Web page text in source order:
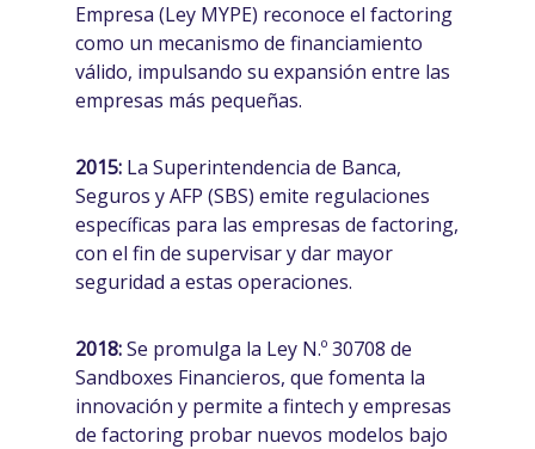
Empresa (Ley MYPE) reconoce el factoring
como un mecanismo de financiamiento
válido, impulsando su expansión entre las
empresas más pequeñas.
2015: La Superintendencia de Banca,
Seguros y AFP (SBS) emite regulaciones
específicas para las empresas de factoring,
con el fin de supervisar y dar mayor
seguridad a estas operaciones.
2018:Se promulga la Ley N.º 30708 de
Sandboxes Financieros, que fomenta la
innovación y permite a fintech y empresas
de factoring probar nuevos modelos bajo